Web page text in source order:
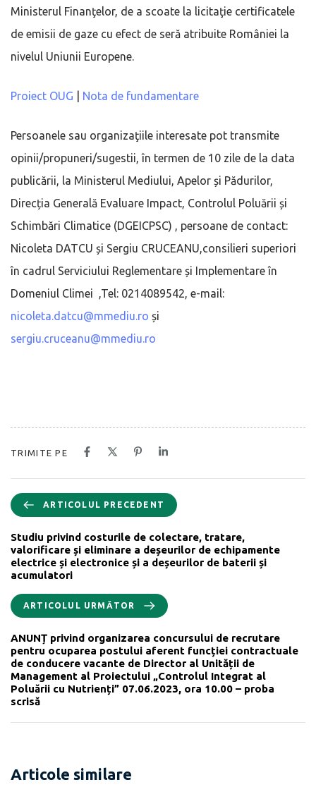
Ministerul Finanţelor, de a scoate la licitaţie certificatele
de emisii de gaze cu efect de seră atribuite României la
nivelul Uniunii Europene.
Proiect OUG Nota de fundamentare
Persoanele sau organizaţiile interesate pot transmite
opinii/propuneri/sugestii, în termen de 10 zile de la data
publicării, la Ministerul Mediului, Apelor și Pădurilor,
Direcția Generală Evaluare Impact, Controlul Poluării și
Schimbări Climatice (DGEICPSC) , persoane de contact:
Nicoleta DATCU și Sergiu CRUCEANU,consilieri superiori
în cadrul Serviciului Reglementare și Implementare în
Domeniul Climei ,Tel: 0214089542, e-mail:
nicoleta.datcu@mmediu.ro și
sergiu.cruceanu@mmediu.ro
TRIMITE PE
ARTICOLUL PRECEDENT
Studiu privind costurile de colectare, tratare,
valorificare și eliminare a deșeurilor de echipamente
electrice și electronice și a deșeurilor de baterii și
acumulatori
ARTICOLUL URMĂTOR
ANUNȚ privind organizarea concursului de recrutare
pentru ocuparea postului aferent funcției contractuale
de conducere vacante de Director al Unității de
Management al Proiectului „Controlul Integrat al
Poluării cu Nutrienți” 07.06.2023, ora 10.00 – proba
scrisă
Articole similare